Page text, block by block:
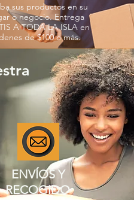
sus productos en su
o negocio. Entrega
A TODA LA ISLA en
de $100 o más.
ENVÍOS Y
RECOGIDO